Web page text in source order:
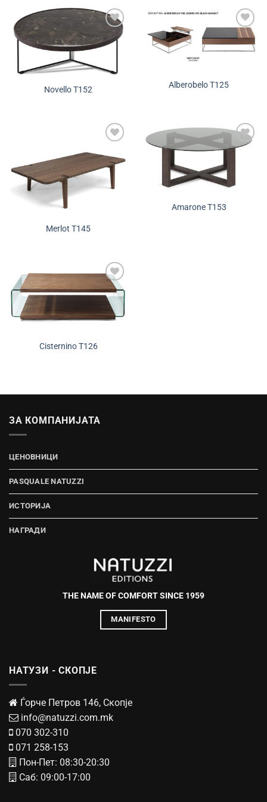
Додади во
желботека
Novello T152
Додади во
желботека
Alberobelo T125
желботека
Merlot T145
Додади во
Amarone T153
Додади во
желботека
Cisternino T126
ЗА КОМПАНИЈАТА
ЦЕНОВНИЦИ
PASQUALE NATUZZI
ИСТОРИЈА
НАГРАДИ
THE NAME OF COMFORT SINCE 1959
MANIFESTO
НАТУЗИ - СКОПЈЕ
Ѓорче Петров 146, Скопје
info@natuzzi.com.mk
070 302-310
071 258-153
Пон-Пет: 08:30-20:30
Саб: 09:00-17:00